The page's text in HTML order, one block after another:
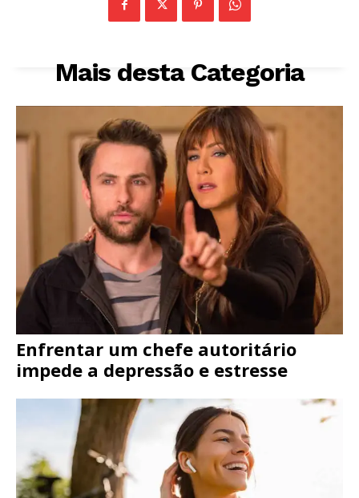
Mais desta Categoria
Enfrentar um chefe autoritário
impede a depressão e estresse